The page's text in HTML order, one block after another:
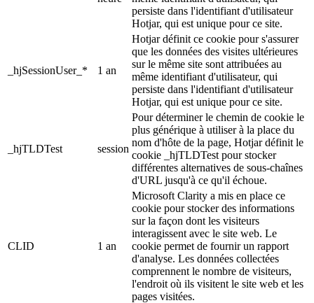
persiste dans l'identifiant d'utilisateur
Hotjar, qui est unique pour ce site.
_hjSessionUser_* 1 an
Hotjar définit ce cookie pour s'assurer
que les données des visites ultérieures
sur le même site sont attribuées au
même identifiant d'utilisateur, qui
persiste dans l'identifiant d'utilisateur
Hotjar, qui est unique pour ce site.
_hjTLDTest session
Pour déterminer le chemin de cookie le
plus générique à utiliser à la place du
nom d'hôte de la page, Hotjar définit le
cookie _hjTLDTest pour stocker
différentes alternatives de sous-chaînes
d'URL jusqu'à ce qu'il échoue.
CLID 1 an
Microsoft Clarity a mis en place ce
cookie pour stocker des informations
sur la façon dont les visiteurs
interagissent avec le site web. Le
cookie permet de fournir un rapport
d'analyse. Les données collectées
comprennent le nombre de visiteurs,
l'endroit où ils visitent le site web et les
pages visitées.